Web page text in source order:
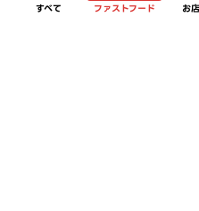
すべて ファストフード お